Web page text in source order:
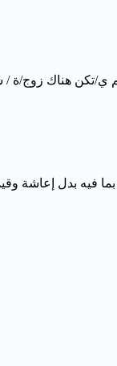
ي/تكن هناك زوج/ة /